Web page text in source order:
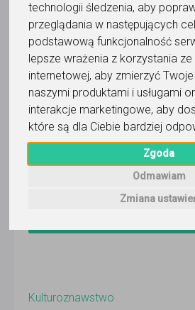
technologii śledzenia, aby
przeglądania w następujących
podstawową funkcjonalność
lepsze wrażenia z korzystania
internetowej, aby zmierzyć
naszymi produktami i usługami
interakcje marketingowe, aby
które są dla Ciebie bardziej
Zgoda
Odmawiam
Zmiana
Pokaż
Korepetytor prowadzi zajęcia
Faktura VAT
Dostępność
Kulturoznawstwo